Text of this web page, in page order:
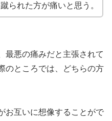
られた方が痛いと思う。
最悪の痛みだと主張されて
のところでは、どちらの方
お互いに想像することがで